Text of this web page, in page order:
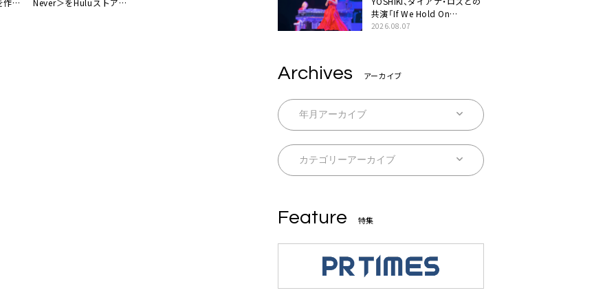
作品
Never＞をHuluストア独
共演「If We Hold On
Together」ライブ映像公開
2026.08.07
Archives アーカイブ
Feature 特集